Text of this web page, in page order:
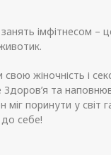
імфітнесом –
жіночність і
та
поринути у світ
до себе!